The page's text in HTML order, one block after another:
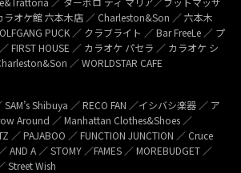
ラオケ館 六本木店 ／ Charleston&Son ／ 六本木
PUCK ／ クラブライト ／ Bar FreeLe ／ プ
FIRST HOUSE ／ カラオケ パセラ ／ カラオケ シ
／ WORLDSTAR CAFE
Shibuya ／ RECO FAN ／イシバシ楽器 ／ ア
Around ／ Manhattan Clothes&Shoes ／
／ PAJABOO ／ FUNCTION JUNCTION ／ Cruce
AND A ／ STOMY ／FAMES ／ MOREBUDGET ／
Street Wish